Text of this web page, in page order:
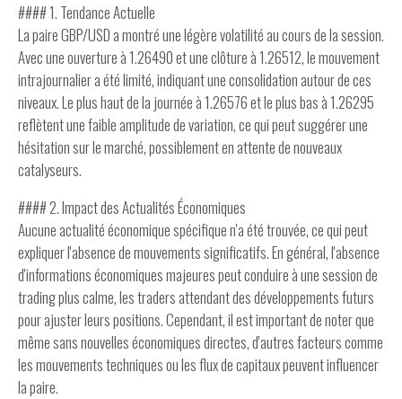
#### 1. Tendance Actuelle
La paire GBP/USD a montré une légère volatilité au cours de la session.
Avec une ouverture à 1.26490 et une clôture à 1.26512, le mouvement
intrajournalier a été limité, indiquant une consolidation autour de ces
niveaux. Le plus haut de la journée à 1.26576 et le plus bas à 1.26295
reflètent une faible amplitude de variation, ce qui peut suggérer une
hésitation sur le marché, possiblement en attente de nouveaux
catalyseurs.
#### 2. Impact des Actualités Économiques
Aucune actualité économique spécifique n'a été trouvée, ce qui peut
expliquer l'absence de mouvements significatifs. En général, l'absence
d'informations économiques majeures peut conduire à une session de
trading plus calme, les traders attendant des développements futurs
pour ajuster leurs positions. Cependant, il est important de noter que
même sans nouvelles économiques directes, d'autres facteurs comme
les mouvements techniques ou les flux de capitaux peuvent influencer
la paire.